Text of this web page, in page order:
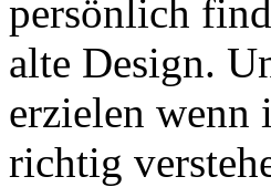
persönlich
alte Design.
erzielen wenn
richtig